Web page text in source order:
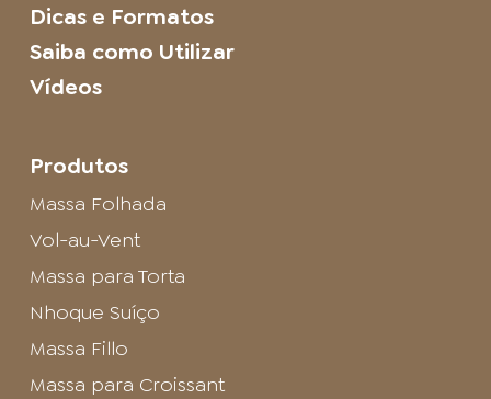
Dicas e Formatos
Saiba como Utilizar
Vídeos
Produtos
Massa Folhada
Vol-au-Vent
Massa para Torta
Nhoque Suíço
Massa Fillo
Massa para Croissant